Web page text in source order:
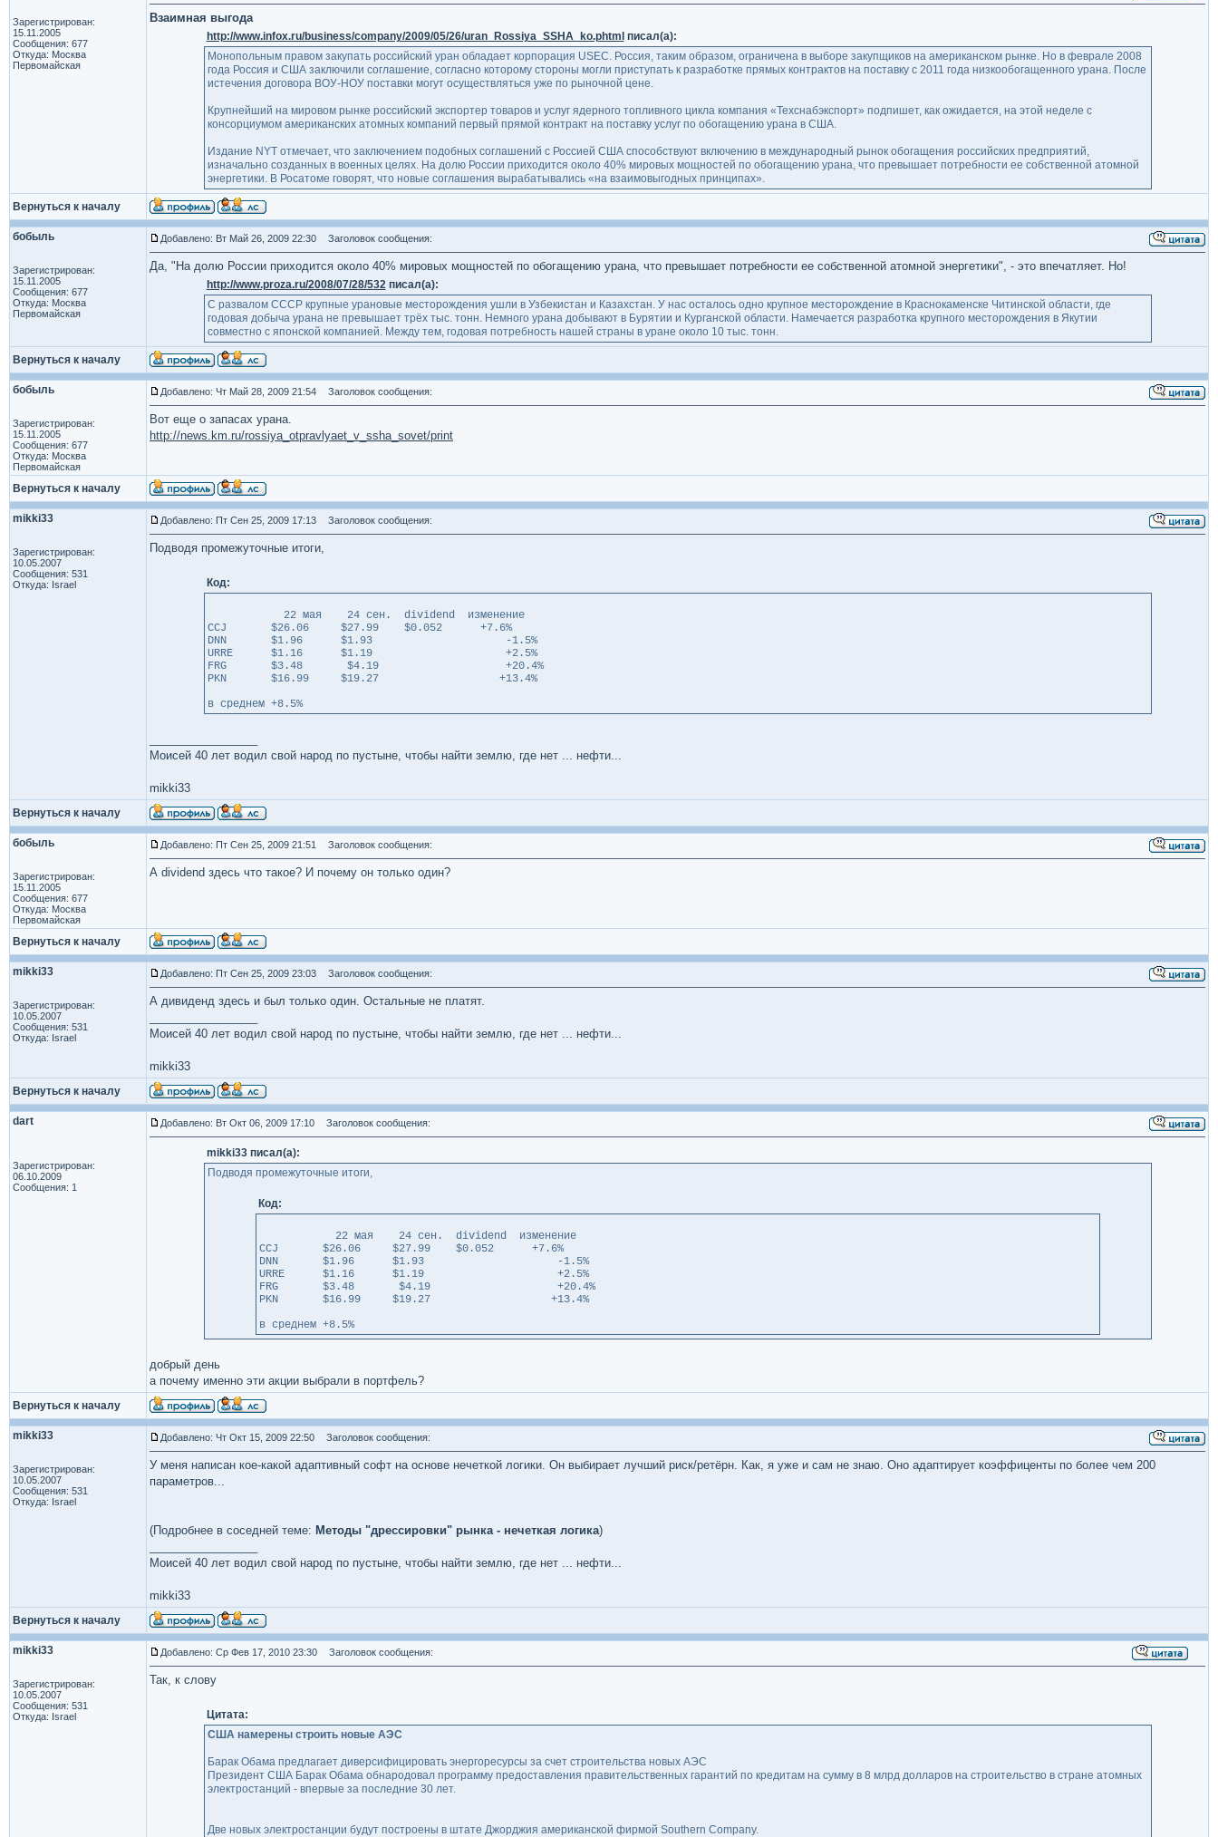
Зарегистрирован:
15.11.2005
Сообщения: 677
Откуда: Москва
Первомайская
Взаимная выгода
http://www.infox.ru/business/company/2009/05/26/uran_Rossiya_SSHA_ko.phtml писал(а):
Монопольным правом закупать российский уран обладает корпорация USEC. Россия, таким образом, ограничена в выборе закупщиков на американском рынке. Но в феврале 2008
года Россия и США заключили соглашение, согласно которому стороны могли приступать к разработке прямых контрактов на поставку с 2011 года низкообогащенного урана. После
истечения договора ВОУ-НОУ поставки могут осуществляться уже по рыночной цене.
Крупнейший на мировом рынке российский экспортер товаров и услуг ядерного топливного цикла компания «Техснабэкспорт» подпишет, как ожидается, на этой неделе с
консорциумом американских атомных компаний первый прямой контракт на поставку услуг по обогащению урана в США.
Издание NYT отмечает, что заключением подобных соглашений с Россией США способствуют включению в международный рынок обогащения российских предприятий,
изначально созданных в военных целях. На долю России приходится около 40% мировых мощностей по обогащению урана, что превышает потребности ее собственной атомной
энергетики. В Росатоме говорят, что новые соглашения вырабатывались «на взаимовыгодных принципах».
Вернуться к началу
бобыль
Зарегистрирован:
15.11.2005
Сообщения: 677
Откуда: Москва
Первомайская
Добавлено: Вт Май 26, 2009 22:30 Заголовок сообщения:
Да, "На долю России приходится около 40% мировых мощностей по обогащению урана, что превышает потребности ее собственной атомной энергетики", - это впечатляет. Но!
http://www.proza.ru/2008/07/28/532писал(а):
С развалом СССР крупные урановые месторождения ушли в Узбекистан и Казахстан. У нас осталось одно крупное месторождение в Краснокаменске Читинской области, где
годовая добыча урана не превышает трёх тыс. тонн. Немного урана добывают в Бурятии и Курганской области. Намечается разработка крупного месторождения в Якутии
совместно с японской компанией. Между тем, годовая потребность нашей страны в уране около 10 тыс. тонн.
Вернуться к началу
бобыль
Зарегистрирован:
15.11.2005
Сообщения: 677
Откуда: Москва
Первомайская
Добавлено: Чт Май 28, 2009 21:54 Заголовок сообщения:
Вот еще о запасах урана.
http://news.km.ru/rossiya_otpravlyaet_v_ssha_sovet/print
Вернуться к началу
mikki33
Зарегистрирован:
10.05.2007
Сообщения: 531
Откуда: Israel
Добавлено: Пт Сен 25, 2009 17:13 Заголовок сообщения:
Подводя промежуточные итоги,
Код:
22 мая 24 сен. dividend изменение
CCJ $26.06 $27.99 $0.052 +7.6%
DNN $1.96 $1.93 -1.5%
URRE $1.16 $1.19 +2.5%
FRG $3.48 $4.19 +20.4%
PKN $16.99 $19.27 +13.4%
в среднем +8.5%
Моисей 40 лет водил свой народ по пустыне, чтобы найти землю, где нет ... нефти...
mikki33
Вернуться к началу
бобыль
Зарегистрирован:
15.11.2005
Сообщения: 677
Откуда: Москва
Первомайская
Добавлено: Пт Сен 25, 2009 21:51 Заголовок сообщения:
А dividend здесь что такое? И почему он только один?
Вернуться к началу
mikki33
Зарегистрирован:
10.05.2007
Сообщения: 531
Откуда: Israel
Добавлено: Пт Сен 25, 2009 23:03 Заголовок сообщения:
А дивиденд здесь и был только один. Остальные не платят.
Моисей 40 лет водил свой народ по пустыне, чтобы найти землю, где нет ... нефти...
mikki33
Вернуться к началу
dart
Зарегистрирован:
06.10.2009
Сообщения: 1
Добавлено: Вт Окт 06, 2009 17:10 Заголовок сообщения:
mikki33 писал(а):
Подводя промежуточные итоги,
Код:
22 мая 24 сен. dividend изменение
CCJ $26.06 $27.99 $0.052 +7.6%
DNN $1.96 $1.93 -1.5%
URRE $1.16 $1.19 +2.5%
FRG $3.48 $4.19 +20.4%
PKN $16.99 $19.27 +13.4%
в среднем +8.5%
добрый день
а почему именно эти акции выбрали в портфель?
Вернуться к началу
mikki33
Зарегистрирован:
10.05.2007
Сообщения: 531
Откуда: Israel
Добавлено: Чт Окт 15, 2009 22:50 Заголовок сообщения:
У меня написан кое-какой адаптивный софт на основе нечеткой логики. Он выбирает лучший риск/ретёрн. Как, я уже и сам не знаю. Оно адаптирует коэффиценты по более чем 200
параметров...
(Подробнее в соседней теме: Методы "дрессировки" рынка - нечеткая логика)
Моисей 40 лет водил свой народ по пустыне, чтобы найти землю, где нет ... нефти...
mikki33
Вернуться к началу
mikki33
Зарегистрирован:
10.05.2007
Сообщения: 531
Откуда: Israel
Добавлено: Ср Фев 17, 2010 23:30 Заголовок сообщения:
Так, к слову
Цитата:
США намерены строить новые АЭС
Барак Обама предлагает диверсифицировать энергоресурсы за счет строительства новых АЭС
Президент США Барак Обама обнародовал программу предоставления правительственных гарантий по кредитам на сумму в 8 млрд долларов на строительство в стране атомных
электростанций - впервые за последние 30 лет.
Две новых электростанции будут построены в штате Джорджия американской фирмой Southern Company.